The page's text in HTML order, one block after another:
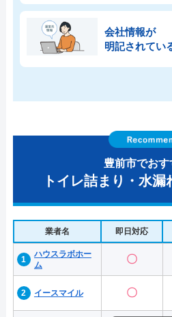
会社情報が
明記されてい
豊前市でおす
トイレ詰まり・水
業者名 即日対応
ハウスラボホー
ム
〇
イースマイル 〇